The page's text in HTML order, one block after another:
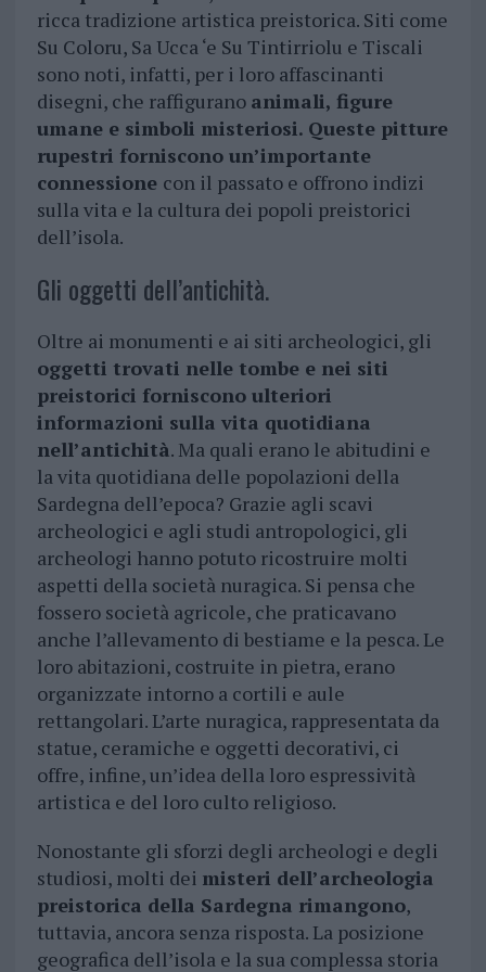
ricca tradizione artistica preistorica. Siti come
Su Coloru, Sa Ucca ‘e Su Tintirriolu e Tiscali
sono noti, infatti, per i loro affascinanti
disegni, che raffigurano animali, figure
umane e simboli misteriosi. Queste pitture
rupestri forniscono un’importante
connessione con il passato e offrono indizi
sulla vita e la cultura dei popoli preistorici
dell’isola.
Gli oggetti dell’antichità.
Oltre ai monumenti e ai siti archeologici, gli
oggetti trovati nelle tombe e nei siti
preistorici forniscono ulteriori
informazioni sulla vita quotidiana
nell’antichità. Ma quali erano le abitudini e
la vita quotidiana delle popolazioni della
Sardegna dell’epoca? Grazie agli scavi
archeologici e agli studi antropologici, gli
archeologi hanno potuto ricostruire molti
aspetti della società nuragica. Si pensa che
fossero società agricole, che praticavano
anche l’allevamento di bestiame e la pesca. Le
loro abitazioni, costruite in pietra, erano
organizzate intorno a cortili e aule
rettangolari. L’arte nuragica, rappresentata da
statue, ceramiche e oggetti decorativi, ci
offre, infine, un’idea della loro espressività
artistica e del loro culto religioso.
Nonostante gli sforzi degli archeologi e degli
studiosi, molti dei misteri dell’archeologia
preistorica della Sardegna rimangono,
tuttavia, ancora senza risposta. La posizione
geografica dell’isola e la sua complessa storia